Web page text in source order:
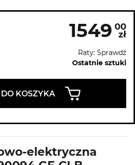
1549 00
zł
Raty: Sprawdź
Ostatnie sztuki
KOSZYKA
elektryczna